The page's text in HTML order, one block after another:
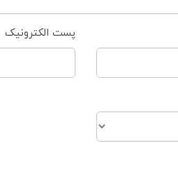
پست الکترونیک